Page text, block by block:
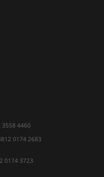
3558 4460
0174 2683
0174 3723